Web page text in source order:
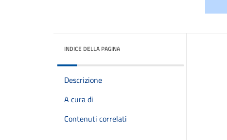
INDICE DELLA PAGINA
Descrizione
A cura di
Contenuti correlati